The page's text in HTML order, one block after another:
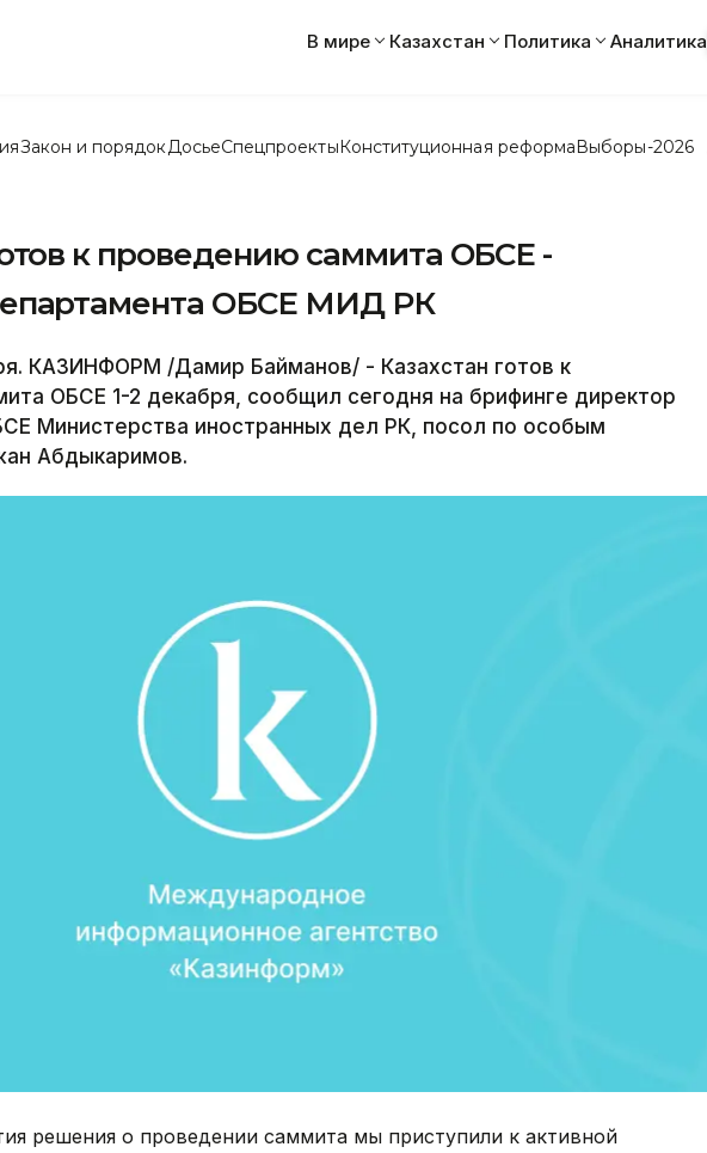
В мире Казахстан Политика Аналитика
Закон и порядок ДосьеСпецпроектыКонституционная реформаВыборы-2026
к проведению саммита ОБСЕ -
ОБСЕ МИД РК
КАЗИНФОРМ /Дамир Байманов/ - Казахстан готов к
ОБСЕ 1-2 декабря, сообщил сегодня на брифинге директор
Министерства иностранных дел РК, посол по особым
Абдыкаримов.
решения о проведении саммита мы приступили к активной